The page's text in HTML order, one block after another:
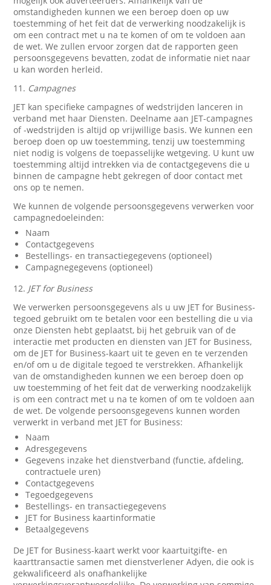
omstandigheden kunnen we een beroep doen op uw
toestemming of het feit dat de verwerking noodzakelijk is
om een contract met u na te komen of om te voldoen aan
de wet. We zullen ervoor zorgen dat de rapporten geen
persoonsgegevens bevatten, zodat de informatie niet naar
u kan worden herleid.
11. Campagnes
JET kan specifieke campagnes of wedstrijden lanceren in
verband met haar Diensten. Deelname aan JET-campagnes
of -wedstrijden is altijd op vrijwillige basis. We kunnen een
beroep doen op uw toestemming, tenzij uw toestemming
niet nodig is volgens de toepasselijke wetgeving. U kunt uw
toestemming altijd intrekken via de contactgegevens die u
binnen de campagne hebt gekregen of door contact met
ons op te nemen.
We kunnen de volgende persoonsgegevens verwerken voor
campagnedoeleinden:
Naam
Contactgegevens
Bestellings- en transactiegegevens (optioneel)
Campagnegegevens (optioneel)
12. JET for Business
We verwerken persoonsgegevens als u uw JET for Business-
tegoed gebruikt om te betalen voor een bestelling die u via
onze Diensten hebt geplaatst, bij het gebruik van of de
interactie met producten en diensten van JET for Business,
om de JET for Business-kaart uit te geven en te verzenden
en/of om u de digitale tegoed te verstrekken. Afhankelijk
van de omstandigheden kunnen we een beroep doen op
uw toestemming of het feit dat de verwerking noodzakelijk
is om een contract met u na te komen of om te voldoen aan
de wet. De volgende persoonsgegevens kunnen worden
verwerkt in verband met JET for Business:
Naam
Adresgegevens
Gegevens inzake het dienstverband (functie, afdeling,
contractuele uren)
Contactgegevens
Tegoedgegevens
Bestellings- en transactiegegevens
JET for Business kaartinformatie
Betaalgegevens
De JET for Business-kaart werkt voor kaartuitgifte- en
kaarttransactie samen met dienstverlener Adyen, die ook is
gekwalificeerd als onafhankelijke